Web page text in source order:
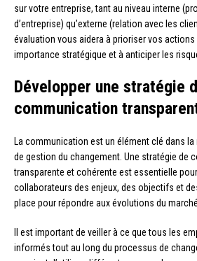
sur votre entreprise, tant au niveau interne
d’entreprise) qu’externe (relation avec les
évaluation vous aidera à prioriser vos
importance stratégique et à anticiper les
Développer une stratégie
communication
La communication est un élément clé dans la
de gestion du changement. Une stratégie de
transparente et cohérente est essentielle
collaborateurs des enjeux, des objectifs et
place pour répondre aux évolutions du
Il est important de veiller à ce que tous les
informés tout au long du processus de